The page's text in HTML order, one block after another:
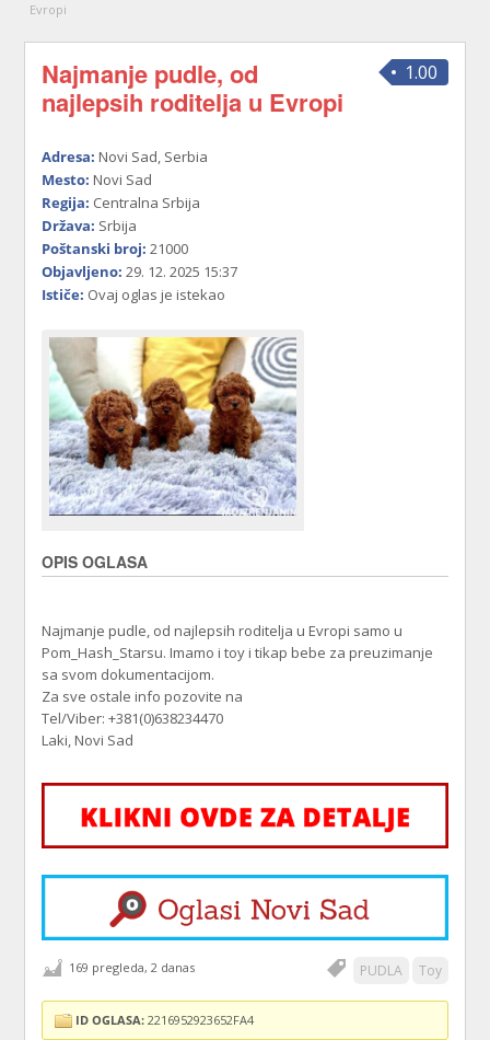
Evropi
1.00
Najmanje pudle, od
najlepsih roditelja u Evropi
Adresa: Novi Sad, Serbia
Mesto: Novi Sad
Regija: Centralna Srbija
Država: Srbija
Poštanski broj: 21000
Objavljeno: 29. 12. 2025 15:37
Ističe: Ovaj oglas je istekao
OPIS OGLASA
Najmanje pudle, od najlepsih roditelja u Evropi samo u
Pom_Hash_Starsu. Imamo i toy i tikap bebe za preuzimanje
sa svom dokumentacijom.
Za sve ostale info pozovite na
Tel/Viber: +381(0)638234470
Laki, Novi Sad
PUDLA Toy
169 pregleda, 2 danas
ID OGLASA: 2216952923652FA4